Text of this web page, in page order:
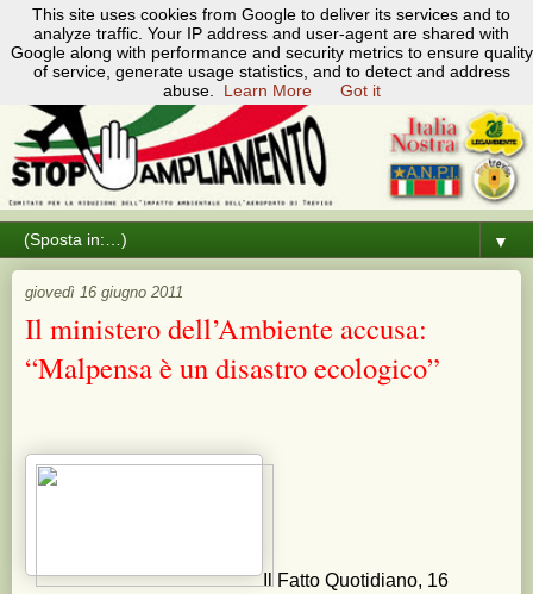
Pagine
▼
▼
giovedì 16 giugno 2011
Il ministero dell’Ambiente accusa:
“Malpensa è un disastro ecologico”
Il Fatto Quotidiano, 16
This site uses cookies from Google to deliver its services and to
analyze traffic. Your IP address and user-agent are shared with
Google along with performance and security metrics to ensure quality
of service, generate usage statistics, and to detect and address
abuse.
Learn More Got it